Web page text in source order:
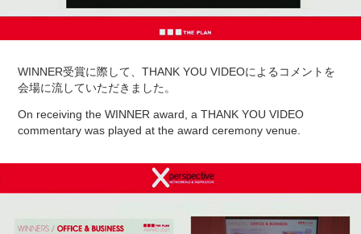
WINNER受賞に際して、THANK YOU VIDEOによるコメントを
会場に流していただきました。
On receiving the WINNER award, a THANK YOU VIDEO
commentary was played at the award ceremony venue.